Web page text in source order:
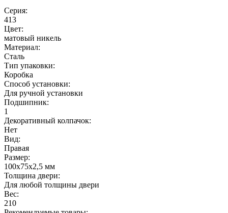
Серия:
413
Цвет:
матовый никель
Материал:
Сталь
Тип упаковки:
Коробка
Способ установки:
Для ручной установки
Подшипник:
1
Декоративный колпачок:
Нет
Вид:
Правая
Размер:
100x75x2,5 мм
Толщина двери:
Для любой толщины двери
Вес:
210